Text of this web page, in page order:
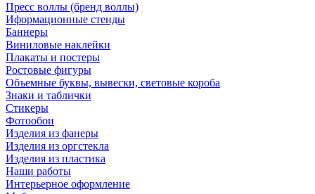
Пресс воллы (бренд воллы)
Иформационные стенды
Баннеры
Виниловые наклейки
Плакаты и постеры
Ростовые фигуры
Объемные буквы, вывески, световые короба
Знаки и таблички
Стикеры
Фотообои
Изделия из фанеры
Изделия из оргстекла
Изделия из пластика
Наши работы
Интерьерное оформление